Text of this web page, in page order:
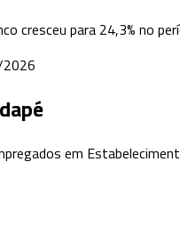
cresceu para 24,3% no